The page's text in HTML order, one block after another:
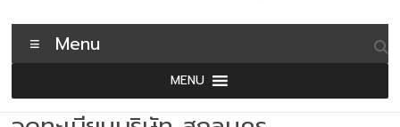
Menu
MENU